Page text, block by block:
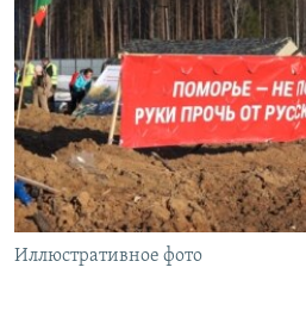
СИБИРЬ.РЕАЛИИ
РАСПИСАНИЕ ВЕЩАНИЯ
ПОДПИШИТЕСЬ НА РАССЫЛКУ
СОЦИАЛЬНЫЕ СЕТИ
Иллюстративное фото